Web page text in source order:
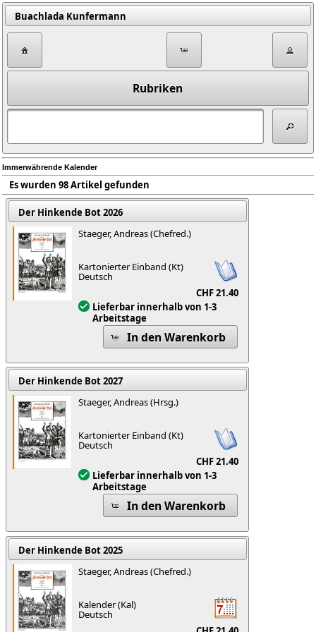
Buachlada Kunfermann
Rubriken
Immerwährende Kalender
Es wurden 98 Artikel gefunden
Der Hinkende Bot 2026
Staeger, Andreas (Chefred.)
Kartonierter Einband (Kt)
Deutsch
CHF 21.40
Lieferbar innerhalb von 1-3
Arbeitstage
In den Warenkorb
Der Hinkende Bot 2027
Staeger, Andreas (Hrsg.)
Kartonierter Einband (Kt)
Deutsch
CHF 21.40
Lieferbar innerhalb von 1-3
Arbeitstage
In den Warenkorb
Der Hinkende Bot 2025
Staeger, Andreas (Chefred.)
Kalender (Kal)
Deutsch